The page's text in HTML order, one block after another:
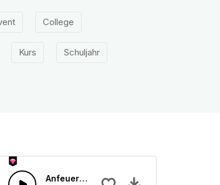
College
Kurs Schuljahr
Anfeuerungsrufe 40